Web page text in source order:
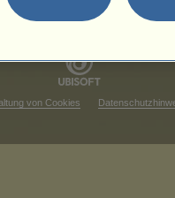
von Cookies